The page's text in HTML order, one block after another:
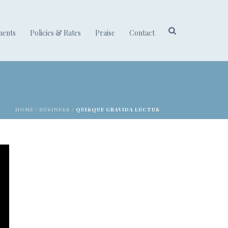
Policies & Rates Praise Contact
HOME / BUSINESS / QUISQUE GRAVIDA LUCTUS